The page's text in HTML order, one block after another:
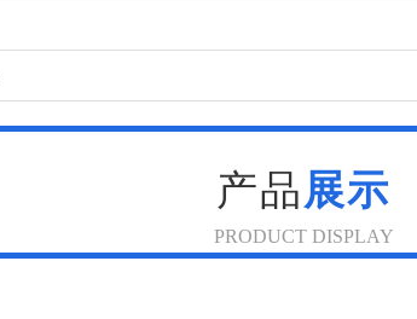
产品展示
PRODUCT DISPLAY